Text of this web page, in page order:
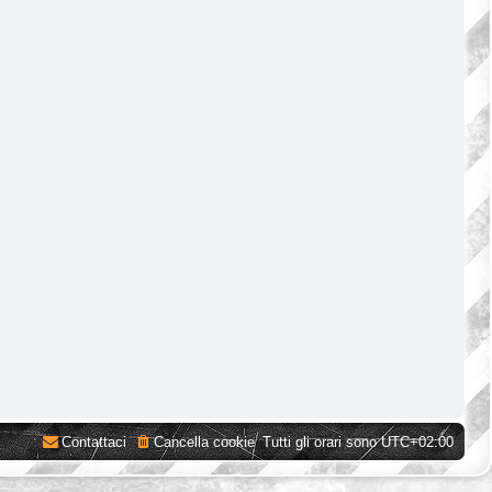
Tutti gli orari sonoUTC+02:00
Cancella cookie
Contattaci